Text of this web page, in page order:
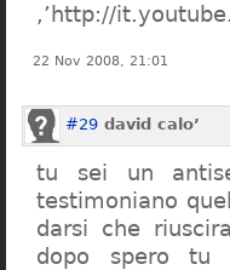
,’http://
22 Nov 2008, 21:01
#29 david calo’
tu sei un
testimoniano
darsi che
dopo spero tu